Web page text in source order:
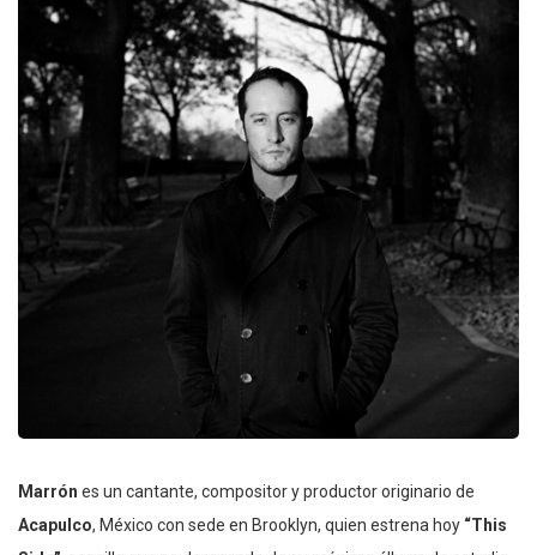
Marrón es un cantante, compositor y productor originario de
Acapulco, México con sede en Brooklyn, quien estrena hoy “This